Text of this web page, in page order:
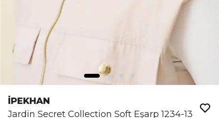
İPEKHAN
Jardin Secret Collection Soft Eşarp 1234-13